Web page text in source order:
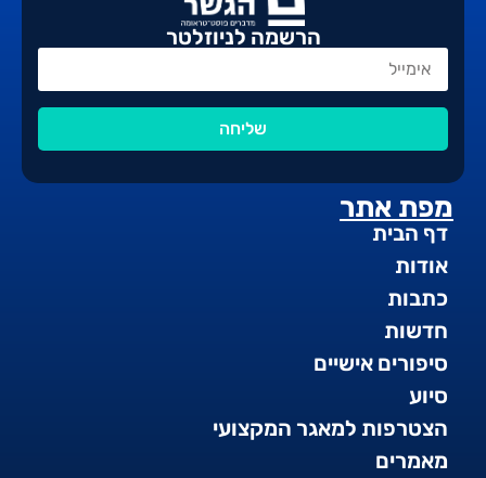
מפת אתר
דף הבית
אודות
כתבות
חדשות
סיפורים אישיים
סיוע
הצטרפות למאגר המקצועי
מאמרים
הרשמה לניוזלטר
שליחה